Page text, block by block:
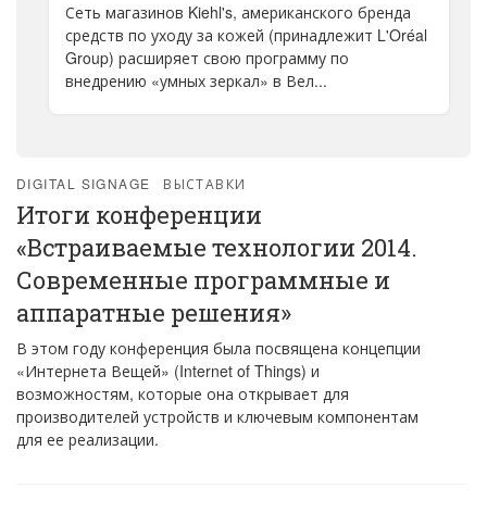
Сеть магазинов Kiehl's, американского бренда
средств по уходу за кожей (принадлежит L'Oréal
Group) расширяет свою программу по
внедрению «умных зеркал» в Вел...
DIGITAL SIGNAGE ВЫСТАВКИ
Итоги конференции
«Встраиваемые технологии 2014.
Современные программные и
аппаратные решения»
В этом году конференция была посвящена концепции
«Интернета Вещей» (Internet of Things) и
возможностям, которые она открывает для
производителей устройств и ключевым компонентам
для ее реализации.